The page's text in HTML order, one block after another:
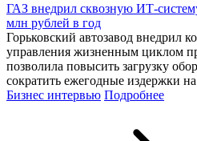
ГАЗ внедрил сквозную ИТ-
млн рублей в год
Горьковский автозавод внедрил
управления жизненным циклом
позволила повысить загрузку
сократить ежегодные издержки
Бизнес интервью Подробнее